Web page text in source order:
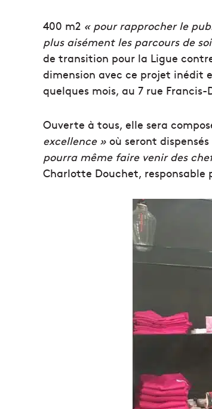
400 m2 « pour rapprocher le
plus aisément les parcours de
de transition pour la Ligue
dimension avec ce projet inédit
quelques mois, au 7 rue
Ouverte à tous, elle sera
excellence » où seront
pourra même faire venir des
Charlotte Douchet,